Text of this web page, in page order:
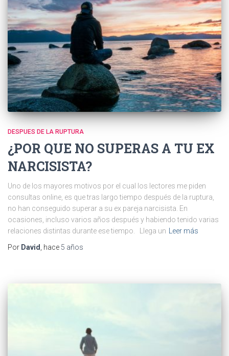
DESPUES DE LA RUPTURA
¿POR QUE NO SUPERAS A TU EX
NARCISISTA?
Uno de los mayores motivos por el cual los lectores me piden
consultas online, es que tras largo tiempo después de la ruptura,
no han conseguido superar a su ex pareja narcisista. En
ocasiones, incluso varios años después y habiendo tenido varias
relaciones distintas durante ese tiempo. Llega un Leer más
Por David, hace 5 años